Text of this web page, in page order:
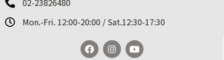
02-23826480
Mon.-Fri. 12:00-20:00 / Sat.12:30-17:30